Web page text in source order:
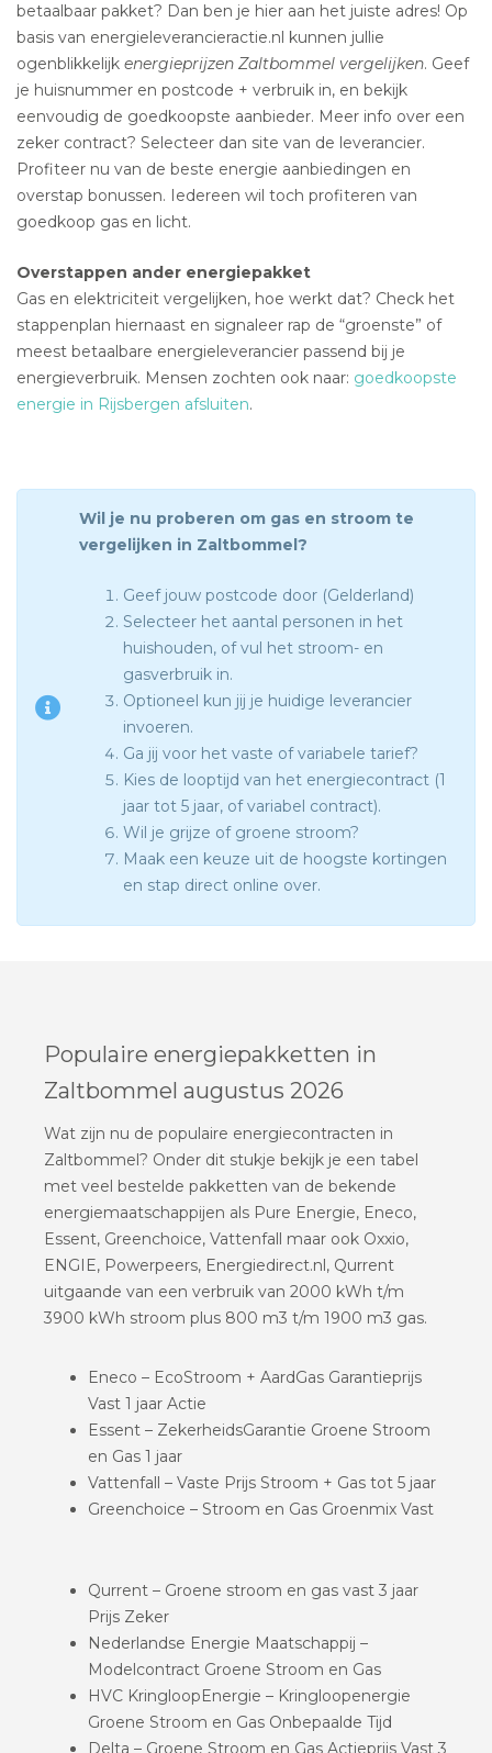
betaalbaar pakket? Dan ben je hier aan het juiste adres! Op
basis van energieleverancieractie.nl kunnen jullie
ogenblikkelijk energieprijzen Zaltbommel vergelijken. Geef
je huisnummer en postcode + verbruik in, en bekijk
eenvoudig de goedkoopste aanbieder. Meer info over een
zeker contract? Selecteer dan site van de leverancier.
Profiteer nu van de beste energie aanbiedingen en
overstap bonussen. Iedereen wil toch profiteren van
goedkoop gas en licht.
Overstappen ander energiepakket
Gas en elektriciteit vergelijken, hoe werkt dat? Check het
stappenplan hiernaast en signaleer rap de “groenste” of
meest betaalbare energieleverancier passend bij je
energieverbruik. Mensen zochten ook naar: goedkoopste
energie in Rijsbergen afsluiten.
Wil je nu proberen om gas en stroom te
vergelijken in Zaltbommel?
Geef jouw postcode door (Gelderland)
Selecteer het aantal personen in het
huishouden, of vul het stroom- en
gasverbruik in.
Optioneel kun jij je huidige leverancier
invoeren.
Ga jij voor het vaste of variabele tarief?
Kies de looptijd van het energiecontract (1
jaar tot 5 jaar, of variabel contract).
Wil je grijze of groene stroom?
Maak een keuze uit de hoogste kortingen
en stap direct online over.
Populaire energiepakketten in
Zaltbommel augustus 2026
Wat zijn nu de populaire energiecontracten in
Zaltbommel? Onder dit stukje bekijk je een tabel
met veel bestelde pakketten van de bekende
energiemaatschappijen als Pure Energie, Eneco,
Essent, Greenchoice, Vattenfall maar ook Oxxio,
ENGIE, Powerpeers, Energiedirect.nl, Qurrent
uitgaande van een verbruik van 2000 kWh t/m
3900 kWh stroom plus 800 m3 t/m 1900 m3 gas.
Eneco – EcoStroom + AardGas Garantieprijs
Vast 1 jaar Actie
Essent – ZekerheidsGarantie Groene Stroom
en Gas 1 jaar
Vattenfall – Vaste Prijs Stroom + Gas tot 5 jaar
Greenchoice – Stroom en Gas Groenmix Vast
Qurrent – Groene stroom en gas vast 3 jaar
Prijs Zeker
Nederlandse Energie Maatschappij –
Modelcontract Groene Stroom en Gas
HVC KringloopEnergie – Kringloopenergie
Groene Stroom en Gas Onbepaalde Tijd
Delta – Groene Stroom en Gas Actieprijs Vast 3